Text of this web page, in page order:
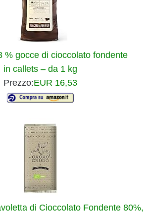
% gocce di cioccolato fondente
in callets – da 1 kg
Prezzo:EUR 16,53
di Cioccolato Fondente 80%,